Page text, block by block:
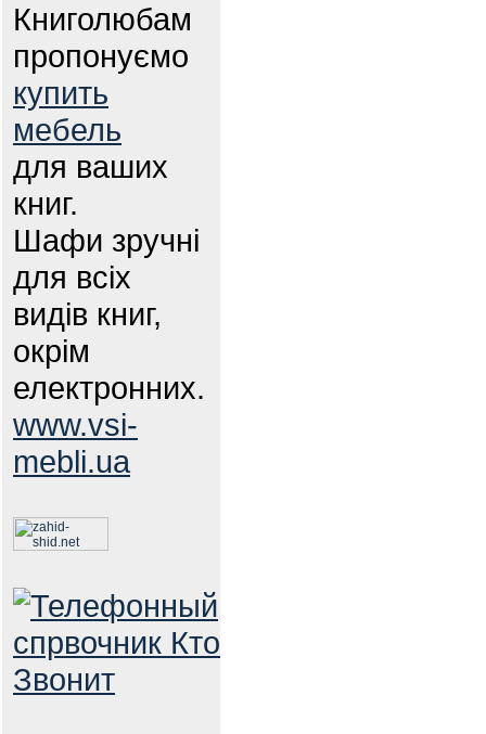
Книголюбам
пропонуємо
купить
мебель
для ваших
книг.
Шафи зручні
для всіх
видів книг,
окрім
електронних.
www.vsi-
mebli.ua